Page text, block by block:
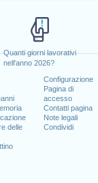
Quanti giorni lavorativi
nell'anno 2026?
delle
Configurazione
Pagina di
accesso
Contatti pagina
Note legali
Condividi